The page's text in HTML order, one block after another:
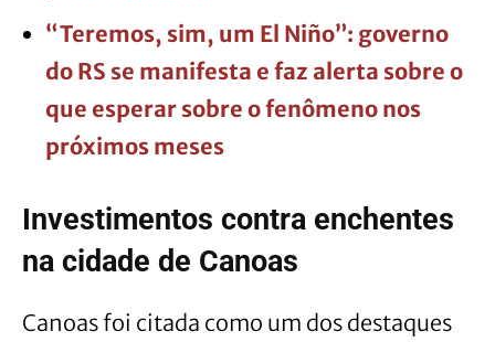
“Teremos, sim, um El Niño”: governo
do RS se manifesta e faz alerta sobre o
que esperar sobre o fenômeno nos
próximos meses
Investimentos contra enchentes
na cidade de Canoas
Canoas foi citada como um dos destaques